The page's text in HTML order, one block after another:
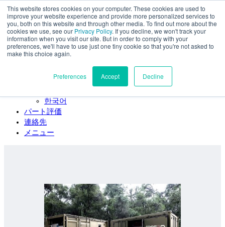
This website stores cookies on your computer. These cookies are used to
improve your website experience and provide more personalized services to
you, both on this website and through other media. To find out more about the
cookies we use, see our Privacy Policy. If you decline, we won't track your
information when you visit our site. But in order to comply with your
preferences, we'll have to use just one tiny cookie so that you're not asked to
make this choice again.
Preferences Accept Decline
本文へスキップ
SPEE3D
日本語
English
Español
Français
한국어
パート評価
連絡先
メニュー